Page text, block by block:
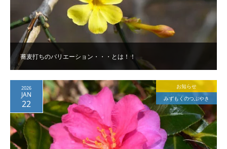
蕎麦打ちのバリエーション・・・とは！！
2026
JAN
22
お知らせ
みずもくのつぶやき